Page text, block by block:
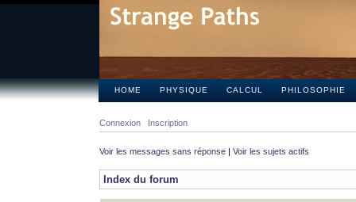
HOME PHYSIQUE CALCUL PHILOSOPHIE
Connexion Inscription
Voir les messages sans réponse | Voir les sujets actifs
Index du forum